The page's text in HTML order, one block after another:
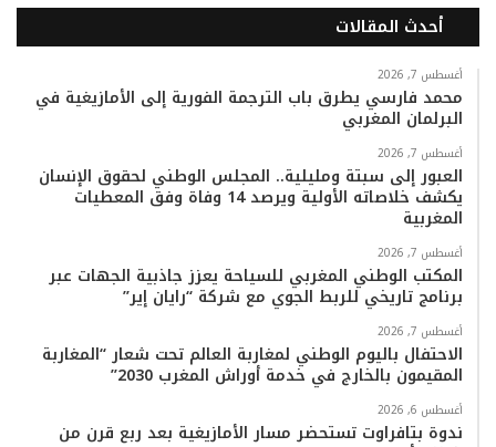
س
و
ك
ي
ت
ب
س
ت
ا
k
T
k
ت
س
ب
أحدث المقالات
أغسطس 7, 2026
محمد فارسي يطرق باب الترجمة الفورية إلى الأمازيغية في
البرلمان المغربي
أغسطس 7, 2026
العبور إلى سبتة ومليلية.. المجلس الوطني لحقوق الإنسان
يكشف خلاصاته الأولية ويرصد 14 وفاة وفق المعطيات
المغربية
أغسطس 7, 2026
المكتب الوطني المغربي للسياحة يعزز جاذبية الجهات عبر
برنامج تاريخي للربط الجوي مع شركة “رايان إير”
أغسطس 7, 2026
الاحتفال باليوم الوطني لمغاربة العالم تحت شعار “المغاربة
المقيمون بالخارج في خدمة أوراش المغرب 2030”
أغسطس 6, 2026
ندوة بتافراوت تستحضر مسار الأمازيغية بعد ربع قرن من